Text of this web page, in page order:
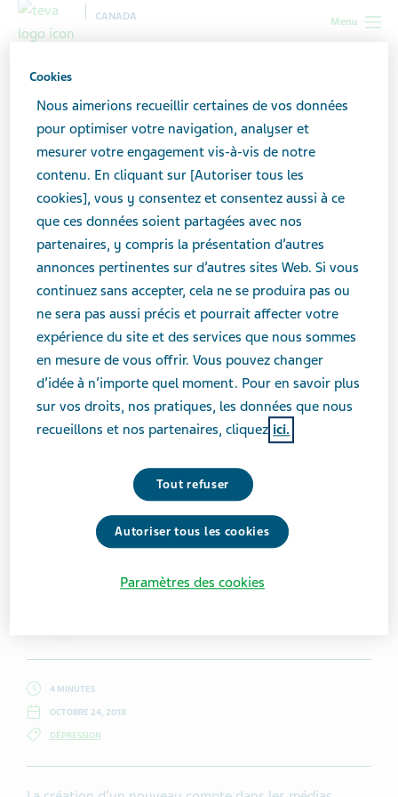
Menu
CANADA
Canada
Explorer le monde virtuel en
présence de dépression et
d’anxiété
4 MINUTES
OCTOBRE 24, 2018
DÉPRESSION
Cookies
Nous aimerions recueillir certaines de vos données
pour optimiser votre navigation, analyser et
mesurer votre engagement vis-à-vis de notre
contenu. En cliquant sur [Autoriser tous les
cookies], vous y consentez et consentez aussi à ce
que ces données soient partagées avec nos
partenaires, y compris la présentation d’autres
annonces pertinentes sur d’autres sites Web. Si vous
continuez sans accepter, cela ne se produira pas ou
ne sera pas aussi précis et pourrait affecter votre
expérience du site et des services que nous sommes
en mesure de vous offrir. Vous pouvez changer
d’idée à n’importe quel moment. Pour en savoir plus
sur vos droits, nos pratiques, les données que nous
recueillons et nos partenaires, cliquez ici.
Tout refuser
Autoriser tous les cookies
Paramètres des cookies